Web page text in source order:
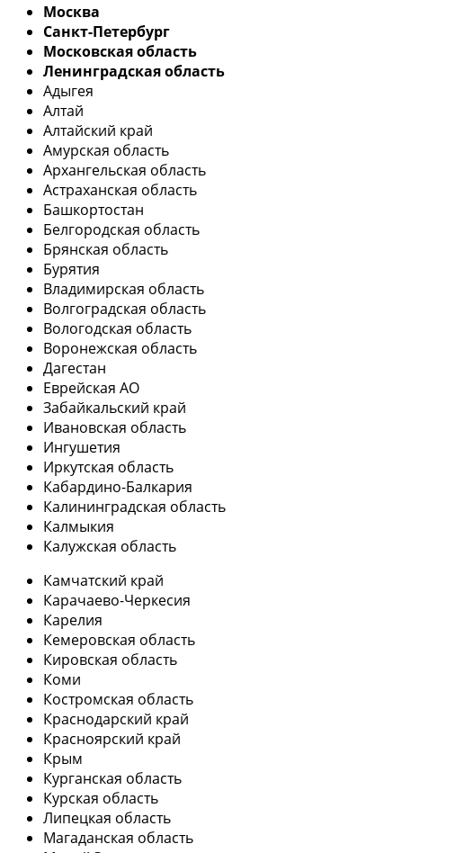
Москва
Санкт-Петербург
Московская область
Ленинградская область
Адыгея
Алтай
Алтайский край
Амурская область
Архангельская область
Астраханская область
Башкортостан
Белгородская область
Брянская область
Бурятия
Владимирская область
Волгоградская область
Вологодская область
Воронежская область
Дагестан
Еврейская АО
Забайкальский край
Ивановская область
Ингушетия
Иркутская область
Кабардино-Балкария
Калининградская область
Калмыкия
Калужская область
Камчатский край
Карачаево-Черкесия
Карелия
Кемеровская область
Кировская область
Коми
Костромская область
Краснодарский край
Красноярский край
Крым
Курганская область
Курская область
Липецкая область
Магаданская область